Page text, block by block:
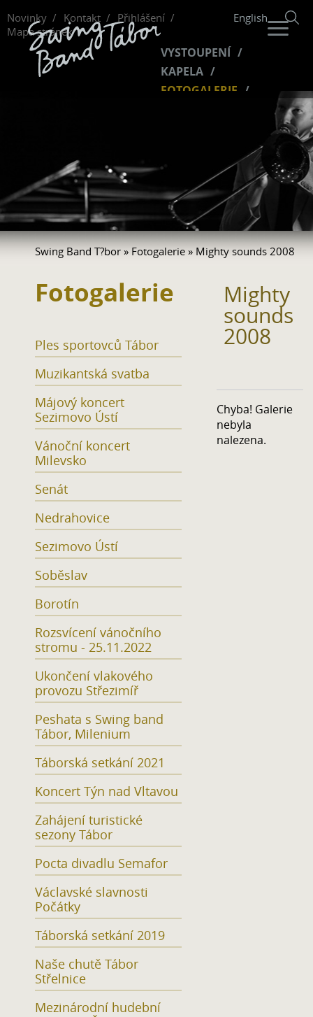
Novinky Kontakt
Přihlášení
Mapa stránek
English
VYSTOUPENÍ
KAPELA
FOTOGALERIE
Swing Band T?bor » Fotogalerie » Mighty sounds 2008
Fotogalerie
Ples sportovců Tábor
Muzikantská svatba
Májový koncert
Sezimovo Ústí
Vánoční koncert
Milevsko
Senát
Nedrahovice
Sezimovo Ústí
Soběslav
Borotín
Rozsvícení vánočního
stromu - 25.11.2022
Ukončení vlakového
provozu Střezimíř
Peshata s Swing band
Tábor, Milenium
Táborská setkání 2021
Koncert Týn nad Vltavou
Zahájení turistické
sezony Tábor
Pocta divadlu Semafor
Václavské slavnosti
Počátky
Táborská setkání 2019
Naše chutě Tábor
Střelnice
Mezinárodní hudební
Mighty
sounds
2008
Chyba! Galerie
nebyla
nalezena.